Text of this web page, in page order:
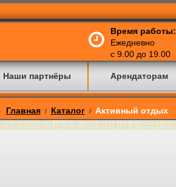
Время работы:
Ежедневно
с 9.00 до 19.00
Наши партнёры Арендаторам
Главная / Каталог / Активный отдых